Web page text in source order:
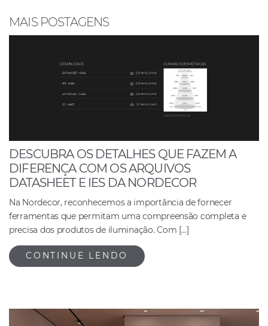
o
k
p
MAIS POSTAGENS
DESCUBRA OS DETALHES QUE FAZEM A
DIFERENÇA COM OS ARQUIVOS
DATASHEET E IES DA NORDECOR
Na Nordecor, reconhecemos a importância de fornecer
ferramentas que permitam uma compreensão completa e
precisa dos produtos de iluminação. Com […]
CONTINUE LENDO